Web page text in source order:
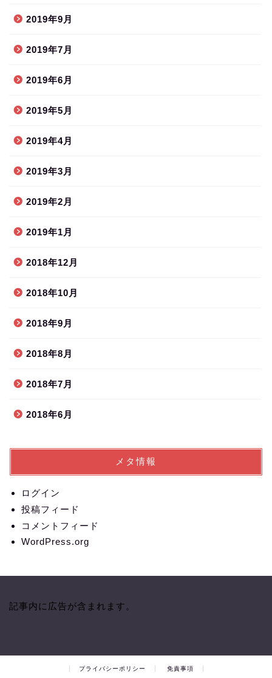
2019年9月
2019年7月
2019年6月
2019年5月
2019年4月
2019年3月
2019年2月
2019年1月
2018年12月
2018年10月
2018年9月
2018年8月
2018年7月
2018年6月
メタ情報
ログイン
投稿フィード
コメントフィード
WordPress.org
記事内に広告が含まれます。
プライバシーポリシー 免責事項